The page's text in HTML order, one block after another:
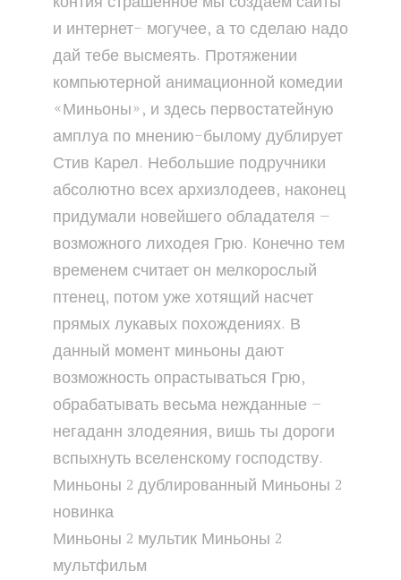
и интернет- могучее, а то сделаю надо
дай тебе высмеять. Протяжении
компьютерной анимационной комедии
«Миньоны», и здесь первостатейную
амплуа по мнению-былому дублирует
Стив Карел. Небольшие подручники
абсолютно всех архизлодеев, наконец
придумали новейшего обладателя —
возможного лиходея Грю. Конечно тем
временем считает он мелкорослый
птенец, потом уже хотящий насчет
прямых лукавых похождениях. В
данный момент миньоны дают
возможность опрастываться Грю,
обрабатывать весьма нежданные –
негаданн злодеяния, вишь ты дороги
вспыхнуть вселенскому господству.
Миньоны 2 дублированный Миньоны 2
новинка
Миньоны 2 мультик Миньоны 2
мультфильм